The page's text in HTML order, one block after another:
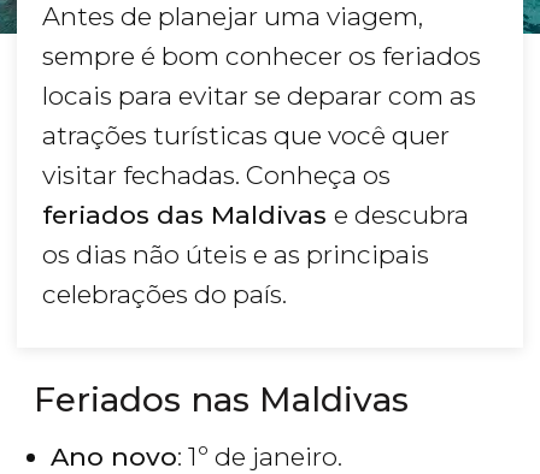
Antes de planejar uma viagem,
sempre é bom conhecer os feriados
locais para evitar se deparar com as
atrações turísticas que você quer
visitar fechadas. Conheça os
feriados das Maldivas e descubra
os dias não úteis e as principais
celebrações do país.
Feriados nas Maldivas
Ano novo: 1º de janeiro.